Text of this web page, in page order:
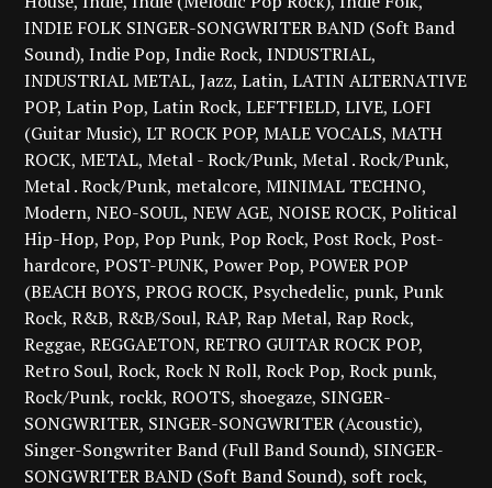
INDIE FOLK SINGER-SONGWRITER BAND (Soft Band
Sound) Indie Pop Indie Rock INDUSTRIAL
INDUSTRIAL METAL Jazz Latin LATIN ALTERNATIVE
POP Latin Pop Latin Rock LEFTFIELD LIVE LOFI
(Guitar Music) LT ROCK POP MALE VOCALS MATH
ROCK METAL Metal - Rock/Punk Metal . Rock/Punk
Metal . Rock/Punk metalcore MINIMAL TECHNO
Modern NEO-SOUL NEW AGE NOISE ROCK Political
Hip-Hop Pop Pop Punk Pop Rock Post Rock Post-
hardcore POST-PUNK Power Pop POWER POP
(BEACH BOYS PROG ROCK Psychedelic punk Punk
Rock R&B R&B/Soul RAP Rap Metal Rap Rock
Reggae REGGAETON RETRO GUITAR ROCK POP
Retro Soul Rock Rock N Roll Rock Pop Rock punk
Rock/Punk rockk ROOTS shoegaze SINGER-
SONGWRITER SINGER-SONGWRITER (Acoustic)
Singer-Songwriter Band (Full Band Sound) SINGER-
SONGWRITER BAND (Soft Band Sound) soft rock